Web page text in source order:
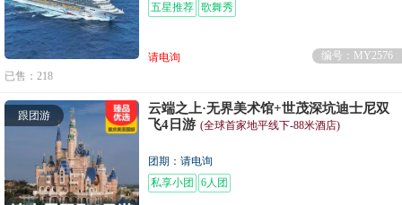
五星推荐 歌舞秀
请电询
编号：MY2576
已售：218
跟团游
云端之上·无界美术馆+世茂深坑迪士尼双
飞4日游 (全球首家地平线下-88米酒店)
团期：请电询
私享小团
6人团